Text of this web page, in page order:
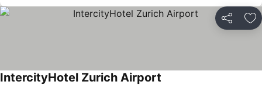
Del
IntercityHotel Zurich Airport